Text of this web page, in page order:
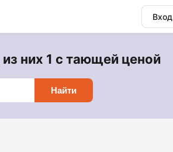
Вход
них 1 с тающей ценой
Найти